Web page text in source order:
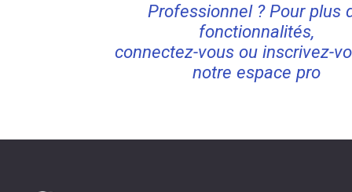
Professionnel ? Pour plus
fonctionnalités,
connectez-vous ou inscrivez-
notre espace pro